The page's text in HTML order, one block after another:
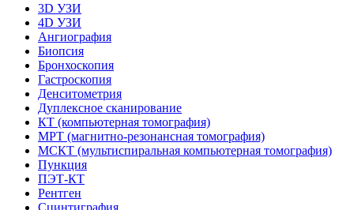
3D УЗИ
4D УЗИ
Ангиография
Биопсия
Бронхоскопия
Гастроскопия
Денситометрия
Дуплексное сканирование
КТ (компьютерная томография)
МРТ (магнитно-резонансная томография)
МСКТ (мультиспиральная компьютерная томография)
Пункция
ПЭТ-КТ
Рентген
Сцинтиграфия